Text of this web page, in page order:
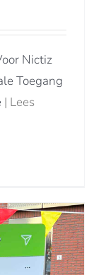
Nictiz
Toegang
| Lees